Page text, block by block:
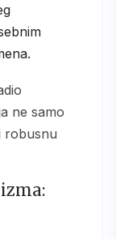
ne samo
robusnu